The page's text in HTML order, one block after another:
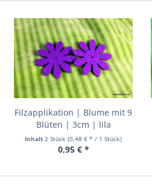
Filzapplikation | Blume mit 9
Blüten | 3cm | lila
Inhalt2 Stück(0,48 € * / 1 Stück)
0,95 € *